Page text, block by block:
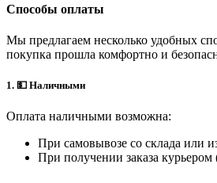
Способы оплаты
Мы предлагаем несколько удобных
покупка прошла комфортно и
1. 💵 Наличными
Оплата наличными возможна:
При самовывозе со склада или
При получении заказа